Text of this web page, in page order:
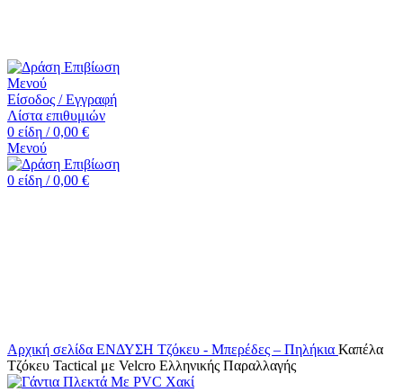
Μενού
Είσοδος / Εγγραφή
Λίστα επιθυμιών
0 είδη / 0,00 €
Μενού
0 είδη / 0,00 €
Αρχική σελίδα ΕΝΔΥΣΗ Τζόκευ - Μπερέδες – Πηλήκια Καπέλα
Τζόκευ Tactical με Velcro Ελληνικής Παραλλαγής